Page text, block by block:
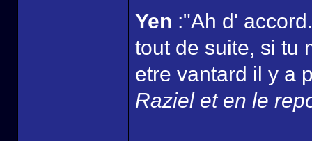
Yen :"Ah d'
tout de suite, si tu
etre vantard il y a
Raziel et en le